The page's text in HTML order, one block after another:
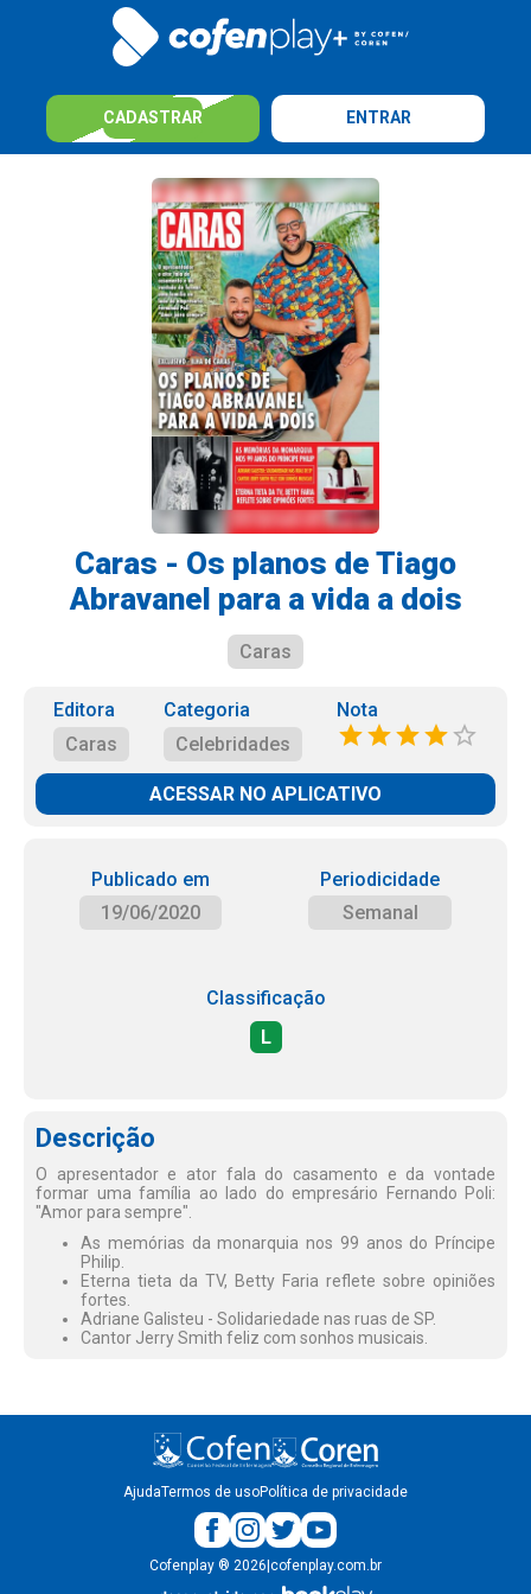
CADASTRAR ENTRAR
Caras - Os planos de Tiago
Abravanel para a vida a dois
Caras
Editora
Caras
Categoria
Celebridades
Nota
ACESSAR NO APLICATIVO
Publicado em
19/06/2020
Periodicidade
Semanal
Classificação
L
Descrição
O apresentador e ator fala do casamento e da vontade
formar uma família ao lado do empresário Fernando Poli:
"Amor para sempre".
As memórias da monarquia nos 99 anos do Príncipe
Philip.
Eterna tieta da TV, Betty Faria reflete sobre opiniões
fortes.
Adriane Galisteu - Solidariedade nas ruas de SP.
Cantor Jerry Smith feliz com sonhos musicais.
AjudaTermos de usoPolítica de privacidade
Cofenplay ® 2026 cofenplay.com.br